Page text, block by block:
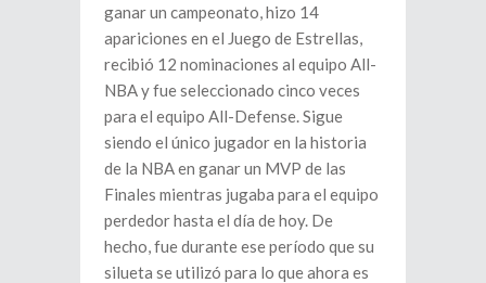
ganar un campeonato, hizo 14
apariciones en el Juego de Estrellas,
recibió 12 nominaciones al equipo All-
NBA y fue seleccionado cinco veces
para el equipo All-Defense. Sigue
siendo el único jugador en la historia
de la NBA en ganar un MVP de las
Finales mientras jugaba para el equipo
perdedor hasta el día de hoy. De
hecho, fue durante ese período que su
silueta se utilizó para lo que ahora es